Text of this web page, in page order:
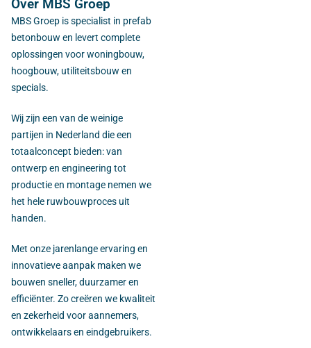
Over MBS Groep
MBS Groep is specialist in prefab
betonbouw en levert complete
oplossingen voor woningbouw,
hoogbouw, utiliteitsbouw en
specials.
Wij zijn een van de weinige
partijen in Nederland die een
totaalconcept bieden: van
ontwerp en engineering tot
productie en montage nemen we
het hele ruwbouwproces uit
handen.
Met onze jarenlange ervaring en
innovatieve aanpak maken we
bouwen sneller, duurzamer en
efficiënter. Zo creëren we kwaliteit
en zekerheid voor aannemers,
ontwikkelaars en eindgebruikers.